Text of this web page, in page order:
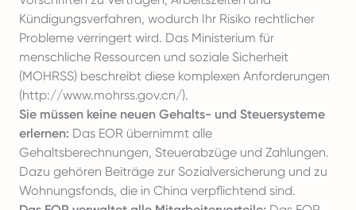
Kündigungsverfahren, wodurch Ihr Risiko rechtlicher
Probleme verringert wird. Das Ministerium für
menschliche Ressourcen und soziale Sicherheit
(MOHRSS) beschreibt diese komplexen Anforderungen
(http://www.mohrss.gov.cn/).
Sie müssen keine neuen Gehalts- und Steuersysteme
erlernen: Das EOR übernimmt alle
Gehaltsberechnungen, Steuerabzüge und Zahlungen.
Dazu gehören Beiträge zur Sozialversicherung und zu
Wohnungsfonds, die in China verpflichtend sind.